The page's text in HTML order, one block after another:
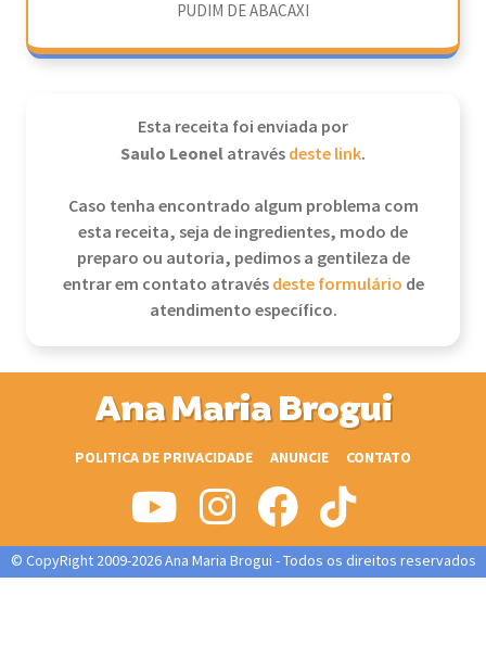
PUDIM DE ABACAXI
Esta receita foi enviada por
Saulo Leonelatravésdeste link.
Caso tenha encontrado algum problema com
esta receita, seja de ingredientes, modo de
preparo ou autoria, pedimos a gentileza de
entrar em contato atravésdeste formulário de
atendimento específico.
Ana Maria Brogui
POLITICA DE PRIVACIDADE ANUNCIE CONTATO
© CopyRight 2009-2026 Ana Maria Brogui - Todos os direitos reservados